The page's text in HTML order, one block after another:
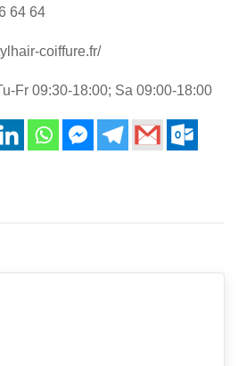
64 64
coiffure.fr/
Fr 09:30-18:00; Sa 09:00-18:00